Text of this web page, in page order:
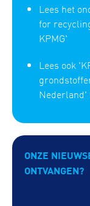
Lees het
for
KPMG'
Lees ook
Nederland'
ONZE
ONTVANGEN?